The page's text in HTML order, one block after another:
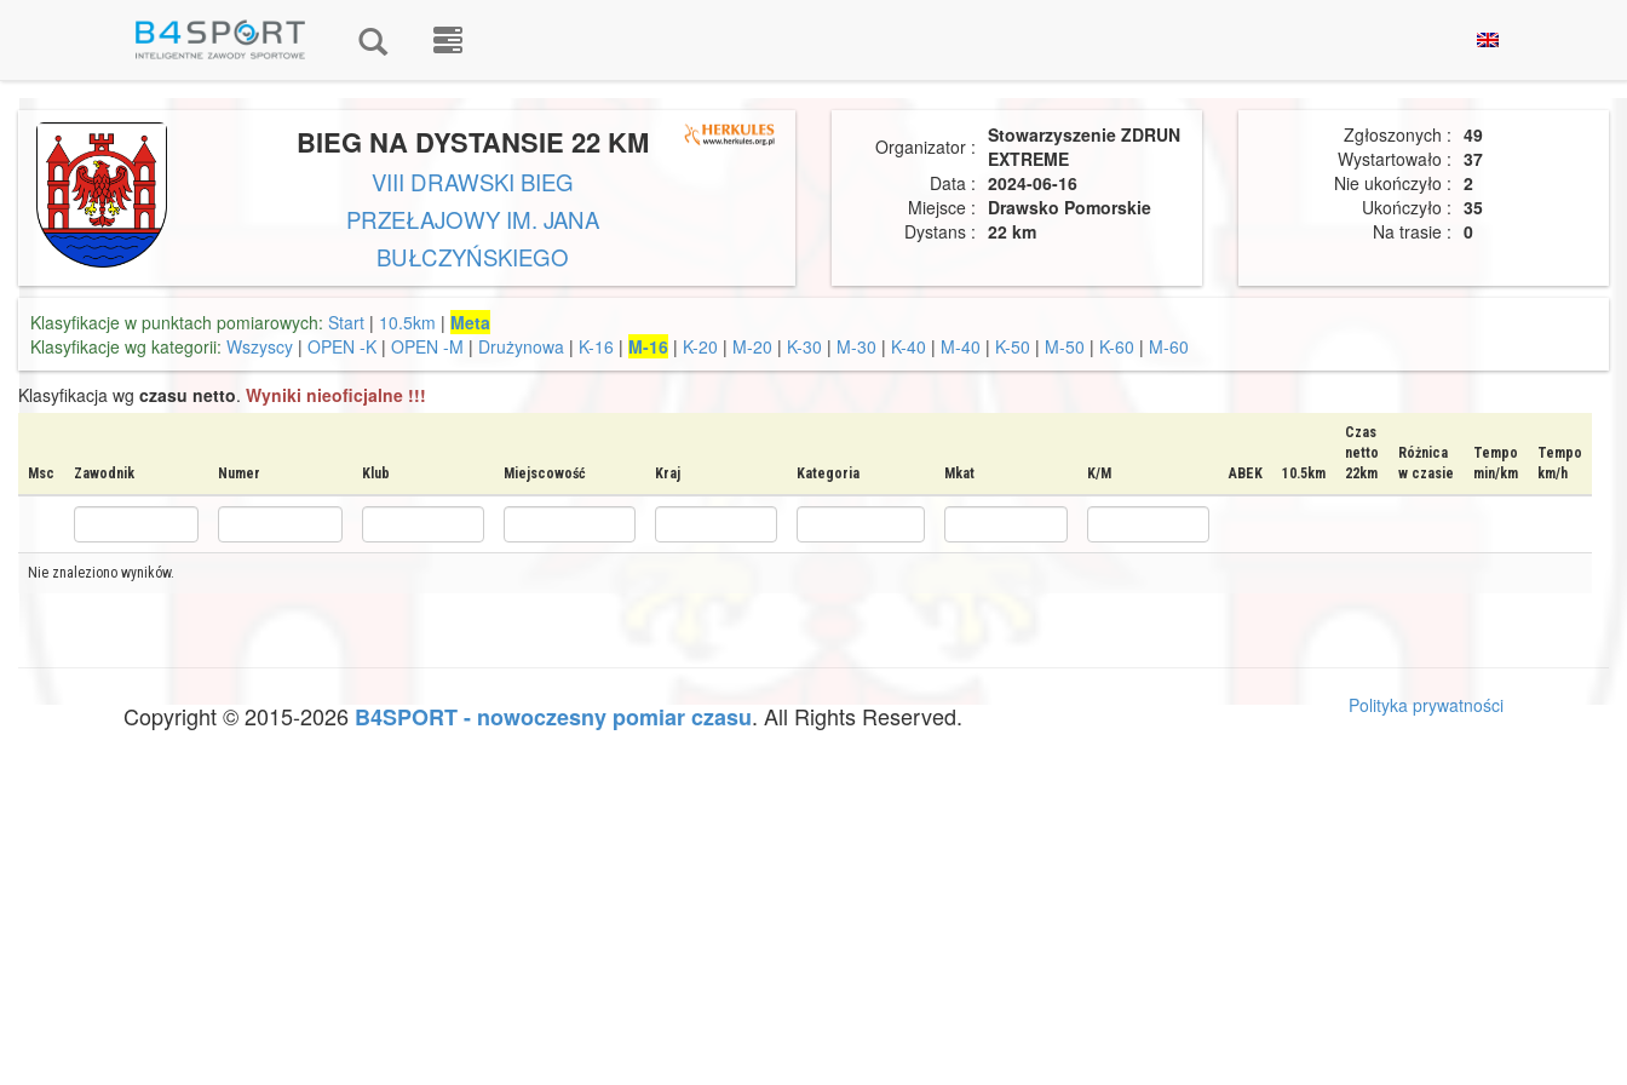
BIEG NA DYSTANSIE 22 KM
VIII DRAWSKI BIEG
PRZEŁAJOWY IM. JANA
BUŁCZYŃSKIEGO
Organizator : Stowarzyszenie ZDRUN
EXTREME
Data : 2024-06-16
Miejsce : Drawsko Pomorskie
Dystans : 22 km
Zgłoszonych : 49
Wystartowało : 37
Nie ukończyło : 2
Ukończyło : 35
Na trasie : 0
Klasyfikacje w punktach pomiarowych: Start | 10.5km | Meta
Klasyfikacje wg kategorii: Wszyscy | OPEN -K | OPEN -M | Drużynowa | K-16 | M-16 | K-20 | M-20 | K-30 | M-30 | K-40 | M-40 | K-50 | M-50 | K-60 | M-60
Klasyfikacja wg czasu netto. Wyniki nieoficjalne !!!
Msc Zawodnik Numer Klub Miejscowość Kraj Kategoria Mkat K/M ABEK 10.5km
Czas
netto
22km
Różnica
w czasie
Tempo
min/km
Tempo
km/h
Nie znaleziono wyników.
Copyright © 2015-2026 B4SPORT - nowoczesny pomiar czasu. All Rights Reserved. Polityka prywatności